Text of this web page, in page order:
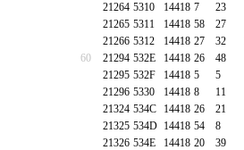
21264 5310 14418 7 23
21265 5311 14418 58 27
21266 5312 14418 27 32
60
21294 532E 14418 26 48
21295 532F 14418 5 5
21296 5330 14418 8 11
21324 534C 14418 26 21
21325 534D 14418 54 8
21326 534E 14418 20 39